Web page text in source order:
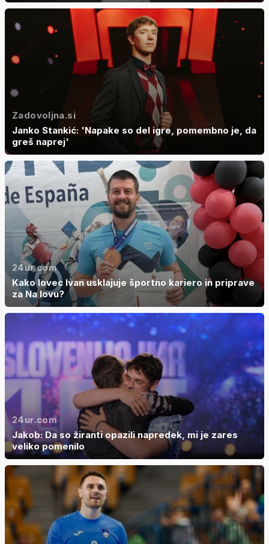
Zadovoljna.si
Janko Stankić: 'Napake so del igre, pomembno je, da
greš naprej'
24ur.com
Kako lovec Ivan usklajuje športno kariero in priprave
za Na lovu?
24ur.com
Jakob: Da so žiranti opazili napredek, mi je zares
veliko pomenilo